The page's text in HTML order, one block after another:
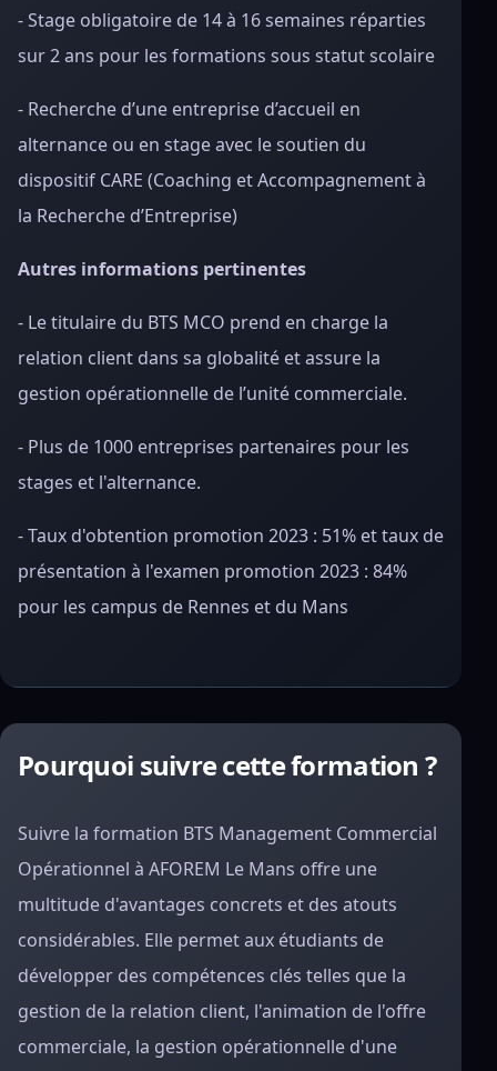
- Stage obligatoire de 14 à 16 semaines réparties
sur 2 ans pour les formations sous statut scolaire
- Recherche d’une entreprise d’accueil en
alternance ou en stage avec le soutien du
dispositif CARE (Coaching et Accompagnement à
la Recherche d’Entreprise)
Autres informations pertinentes
- Le titulaire du BTS MCO prend en charge la
relation client dans sa globalité et assure la
gestion opérationnelle de l’unité commerciale.
- Plus de 1000 entreprises partenaires pour les
stages et l'alternance.
- Taux d'obtention promotion 2023 : 51% et taux de
présentation à l'examen promotion 2023 : 84%
pour les campus de Rennes et du Mans
Pourquoi suivre cette formation ?
Suivre la formation BTS Management Commercial
Opérationnel à AFOREM Le Mans offre une
multitude d'avantages concrets et des atouts
considérables. Elle permet aux étudiants de
développer des compétences clés telles que la
gestion de la relation client, l'animation de l'offre
commerciale, la gestion opérationnelle d'une